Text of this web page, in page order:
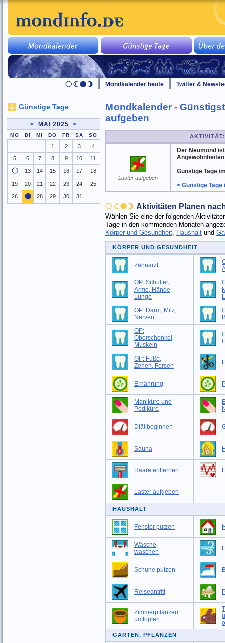
Mondkalender heute Twitter &
Mondkalender -
aufgeben
Laster aufgeben
Der Neumond
Günstige Tage
> Günstige Tage
Aktivitäten Planen
Wählen Sie eine der folgenden
Tage in den kommenden Monaten
Körper und Gesundheit, Haushaltund
KÖRPER UND GESUNDHEIT
Zahnarzt
OP: Schulter,
Arme, Hände,
Lunge
OP: Darm, Milz,
Nerven
OP:
Oberschenkel,
Muskeln
OP: Füße,
Zehen, Fersen
Ernährung
Maniküre und
Pediküre
Diät beginnen
Sauna
Haare entfernen
Laster aufgeben
HAUSHALT
Fenster putzen
Wäsche
waschen
Schuhe putzen
Reiseantritt
Zimmerpflanzen
umtopfen
GARTEN, PFLANZEN
Günstige Tage
< MAI 2025 >
MO DI MI DO FR SA SO
1 2 3
4
5
6 7 8 9 10 11
13 14 15 16 17 18
19 20 21 22 23 24 25
26 28 29 30 31